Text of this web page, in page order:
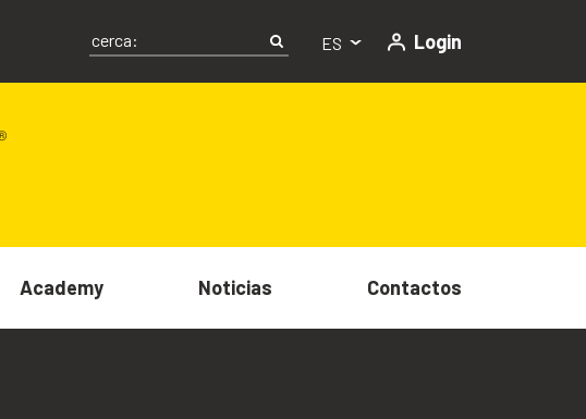
ES Login
Academy Noticias Contactos